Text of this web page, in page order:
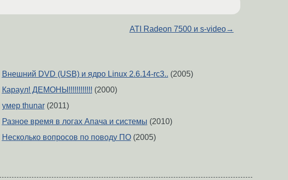
ATI Radeon 7500 и s-video→
Внешний DVD (USB) и ядро Linux 2.6.14-rc3.. (2005)
Караул! ДЕМОНЫ!!!!!!!!!!!! (2000)
умер thunar(2011)
Разное время в логах Апача и системы (2010)
Несколько вопросов по поводу ПО(2005)